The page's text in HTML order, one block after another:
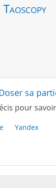
Taoscopy
sa
pour
Yandex